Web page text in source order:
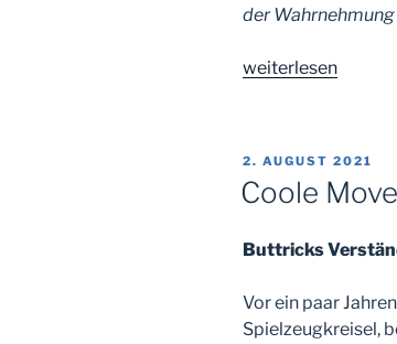
der
„Homiletik
weiterlesen
VERÖFFENTLICHT
AM
2. AUGUST 2021
Coole
Buttricks
Vor ein paar
Spielzeugkreisel,